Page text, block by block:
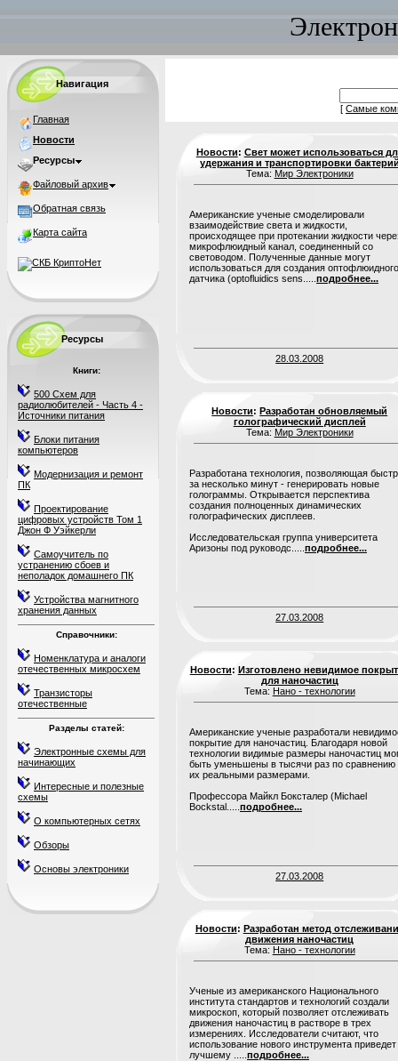
Навигация
Главная
Новости
Ресурсы
Файловый архив
Обратная связь
Карта сайта
Ресурсы
Книги:
500 Схем для
радиолюбителей - Часть 4 -
Источники питания
Блоки питания
компьютеров
Модернизация и ремонт
ПК
Проектирование
цифровых устройств Том 1
Джон Ф Уэйкерли
Самоучитель по
устранению сбоев и
неполадок домашнего ПК
Устройства магнитного
хранения данных
Справочники:
Номенклатура и аналоги
отечественных микросхем
Транзисторы
отечественные
Разделы статей:
Электронные схемы для
начинающих
Интересные и полезные
схемы
О компьютерных сетях
Обзоры
Основы электроники
[ Самые
Новости: Свет может использоваться
удержания и транспортировки
Тема: Мир Электроники
Американские ученые смоделировали
взаимодействие света и жидкости,
происходящее при протекании жидкости
микрофлюидный канал, соединенный со
световодом. Полученные данные могут
использоваться для создания оптофлюидного
датчика (optofluidics sens..... подробнее...
28.03.2008
Новости:Разработан обновляемый
голографический дисплей
Тема: Мир Электроники
Разработана технология, позволяющая
за несколько минут - генерировать новые
голограммы. Открывается перспектива
создания полноценных динамических
голографических дисплеев.
Исследовательская группа университета
Аризоны под руководс..... подробнее...
27.03.2008
Новости: Изготовлено невидимое
для наночастиц
Тема: Нано - технологии
Американские ученые разработали
покрытие для наночастиц. Благодаря новой
технологии видимые размеры наночастиц
быть уменьшены в тысячи раз по сравнению
их реальными размерами.
Профессора Майкл Боксталер (Michael
Bockstal..... подробнее...
27.03.2008
Новости: Разработан метод
движения наночастиц
Тема: Нано - технологии
Ученые из американского Национального
института стандартов и технологий создали
микроскоп, который позволяет отслеживать
движения наночастиц в растворе в трех
измерениях. Исследователи считают, что
использование нового инструмента приведет
лучшему ..... подробнее...